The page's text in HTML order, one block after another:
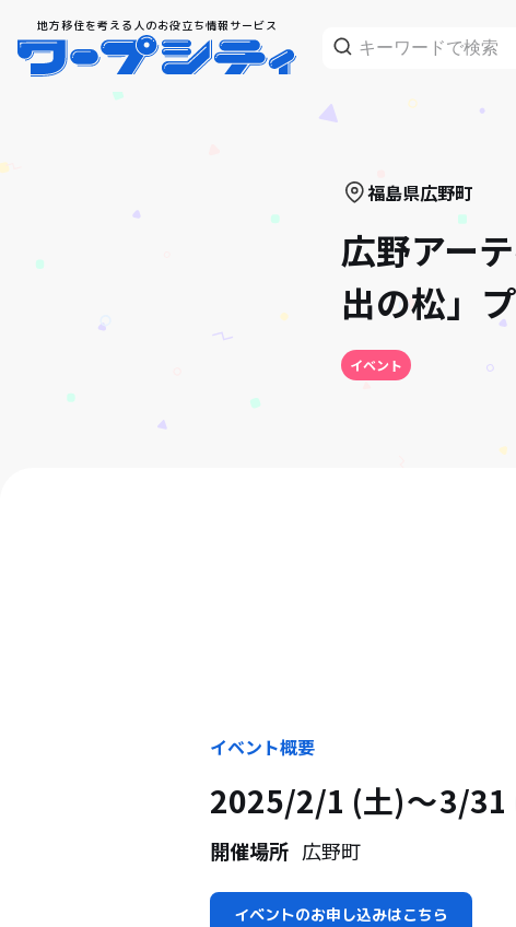
地方移住を考える人のお役立ち情報サービス
福島県広野町
広野アー
出の松」
イベント
イベント概要
2025/2/1 (土) 3/31
開催場所 広野町
イベントのお申し込みはこちら